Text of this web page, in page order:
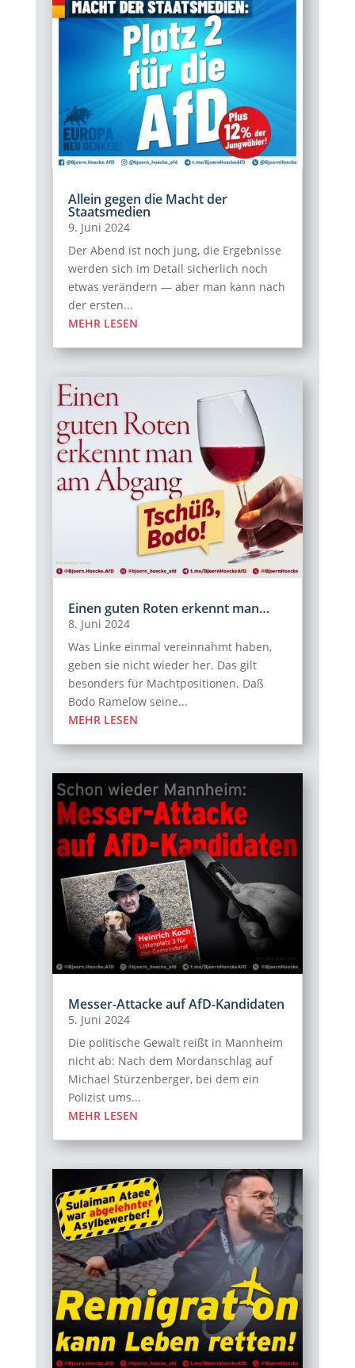
Allein gegen die Macht der
Staatsmedien
9. Juni 2024
Der Abend ist noch jung, die Ergebnisse
werden sich im Detail sicherlich noch
etwas verändern — aber man kann nach
der ersten...
MEHR LESEN
Einen guten Roten erkennt man…
8. Juni 2024
Was Linke einmal vereinnahmt haben,
geben sie nicht wieder her. Das gilt
besonders für Machtpositionen. Daß
Bodo Ramelow seine...
MEHR LESEN
Messer-Attacke auf AfD-Kandidaten
5. Juni 2024
Die politische Gewalt reißt in Mannheim
nicht ab: Nach dem Mordanschlag auf
Michael Stürzenberger, bei dem ein
Polizist ums...
MEHR LESEN